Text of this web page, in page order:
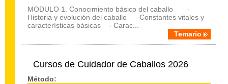
MODULO 1. Conocimiento básico del caballo -
Historia y evolución del caballo - Constantes vitales y
características básicas - Carac...
Temario
Cursos de Cuidador de Caballos 2026
Método: